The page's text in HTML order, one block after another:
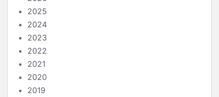
2025
2024
2023
2022
2021
2020
2019